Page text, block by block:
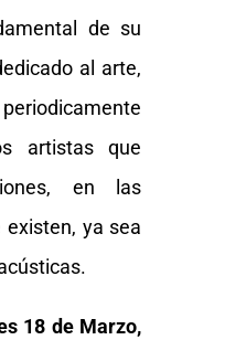
de su
al arte,
artistas que
en las
ya sea
18 de Marzo,